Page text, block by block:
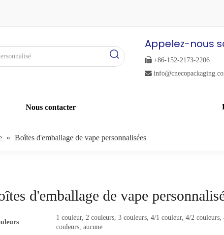
Appelez-nous
 +86-152-2173-2206

Nous contacter
» Boîtes d'emballage de vape personnalisées
d'emballage de vape
1 couleur, 2 couleurs, 3 couleurs, 4/1 couleur, 4/2
couleurs, aucune